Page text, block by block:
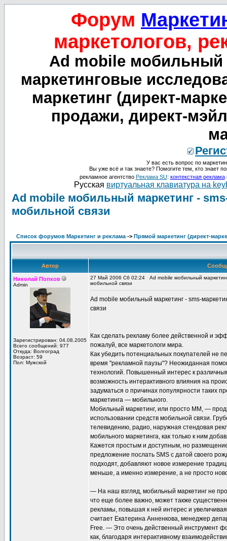
Форум
маркетологов,
Ad mobile мобильный
маркетинговые
маркетинг (директ-
продажи, директ-
У вас есть вопрос по
Вы уже всё и так знаете? Помогите тем, кто знает
рекламное агентство Реклама SU: контекстная реклама
Русская виртуальная клавиатура на
Ad mobile мобильный маркетинг -
мобильной связи
Список форумов Маркетинг и реклама -> Прямой маркетинг (директ-
Автор
Николай Попков
Admin
Зарегистрирован: 04.08.2005
Всего сообщений: 977
Откуда: Волгоград
Возраст: 59
Пол: Мужской
27 Май 2006 Сб 02:24
Ad mobile мобильный
мобильной связи
Ad mobile мобильный маркетинг - sms-
связи
Как сделать рекламу более действенной и
пожалуй, все маркетологи мира.
Как убедить потенциальных покупателей не
время "рекламной паузы"? Неожиданная
технологий. Повышенный интерес к
возможность интерактивного влияния на
задуматься о причинах популярности таких
маркетинга — мобильного.
Мобильный маркетинг, или просто ММ, —
использовании средств мобильной связи.
телевидению, радио, наружная стендовая
мобильного маркетинга, как только к ним
Кажется простым и доступным, но
предложение послать SMS с датой своего
подходят, добавляют новое измерение
меньше, а именно измерение, а не просто
— На наш взгляд, мобильный маркетинг не
что еще более важно, может также
рекламы, повышая к ней интерес и
считает Екатерина Анненкова, менеджер
Free. — Это очень действенный инструмент
как, благодаря интерактивному